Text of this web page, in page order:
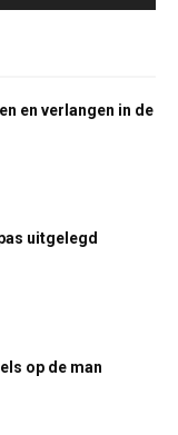
en verlangen in de
uitgelegd
op de man